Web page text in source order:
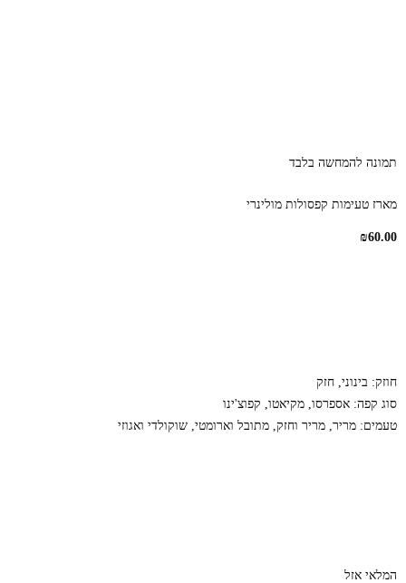
תמונה להמחשה בלבד
מארז טעימות קפסולות מולינרי
₪60.00
חוזק: בינוני, חזק
סוג קפה: אספרסו, מקיאטו, קפוצ'ינו
טעמים: מריר, מריר וחזק, מתובל וארומטי, שוקולדי ואגוזי
המלאי אזל